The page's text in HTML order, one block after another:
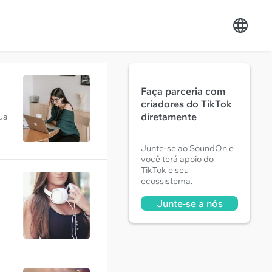
Faça parceria com
criadores do TikTok
diretamente
Junte-se ao SoundOn e
você terá apoio do
TikTok e seu
ecossistema.
Junte-se a nós